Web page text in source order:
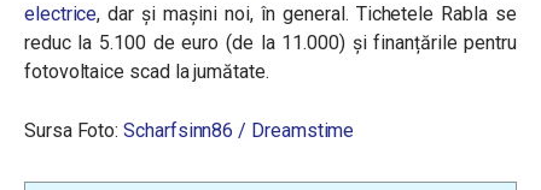
electrice, dar și mașini noi, în general. Tichetele Rabla se
reduc la 5.100 de euro (de la 11.000) și finanțările pentru
fotovoltaice scad la jumătate.
Sursa Foto:Scharfsinn86 / Dreamstime